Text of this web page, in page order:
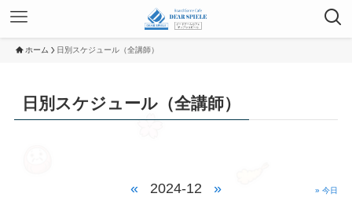
ホーム 日別スケジュール（全講師）
日別スケジュール（全講師）
« 2024-12 » » 今日